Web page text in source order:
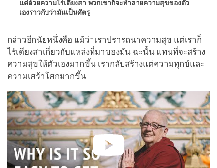
แต่ด้วยความไร้เดียงสา พวกเขาก็จะทำลายความสุขของตัว
เองราวกับว่ามันเป็นศัตรู
กล่าวอีกนัยหนึ่งคือ แม้ว่าเราปรารถนาความสุข แต่เราก็
ไร้เดียงสาเกี่ยวกับแหล่งที่มาของมัน ฉะนั้น แทนที่จะสร้าง
ความสุขให้ตัวเองมากขึ้น เรากลับสร้างแต่ความทุกข์และ
ความเศร้าโศกมากขึ้น